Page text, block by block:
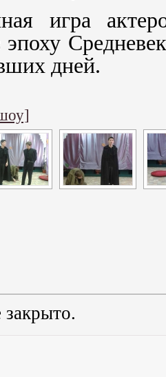
игра
эпоху
дней.